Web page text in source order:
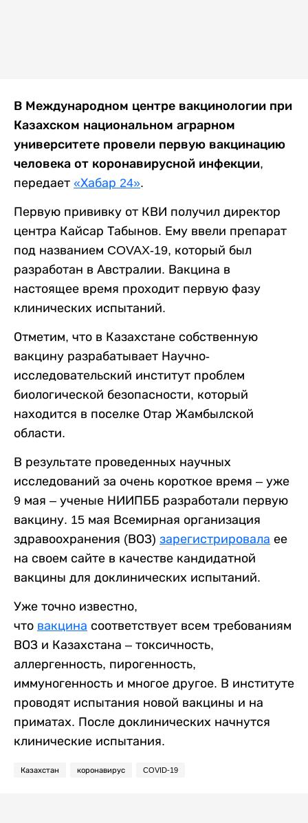
В Международном центре вакцинологии при
Казахском национальном аграрном
университете провели первую вакцинацию
человека от коронавирусной инфекции,
передает «Хабар 24».
Первую прививку от КВИ получил директор
центра Кайсар Табынов. Ему ввели препарат
под названием COVAX-19, который был
разработан в Австралии. Вакцина в
настоящее время проходит первую фазу
клинических испытаний.
Отметим, что в Казахстане собственную
вакцину разрабатывает Научно-
исследовательский институт проблем
биологической безопасности, который
находится в поселке Отар Жамбылской
области.
В результате проведенных научных
исследований за очень короткое время – уже
9 мая – ученые НИИПББ разработали первую
вакцину. 15 мая Всемирная организация
здравоохранения (ВОЗ) зарегистрировала ее
на своем сайте в качестве кандидатной
вакцины для доклинических испытаний.
Уже точно известно,
что вакцина соответствует всем требованиям
ВОЗ и Казахстана – токсичность,
аллергенность, пирогенность,
иммуногенность и многое другое. В институте
проводят испытания новой вакцины и на
приматах. После доклинических начнутся
клинические испытания.
Казахстан коронавирус COVID-19